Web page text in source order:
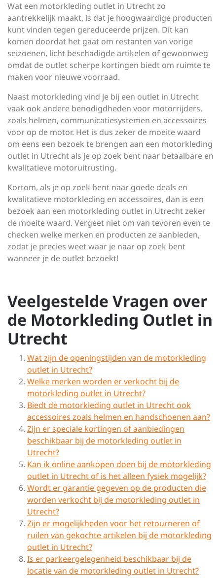
Wat een motorkleding outlet in Utrecht zo
aantrekkelijk maakt, is dat je hoogwaardige producten
kunt vinden tegen gereduceerde prijzen. Dit kan
komen doordat het gaat om restanten van vorige
seizoenen, licht beschadigde artikelen of gewoonweg
omdat de outlet scherpe kortingen biedt om ruimte te
maken voor nieuwe voorraad.
Naast motorkleding vind je bij een outlet in Utrecht
vaak ook andere benodigdheden voor motorrijders,
zoals helmen, communicatiesystemen en accessoires
voor op de motor. Het is dus zeker de moeite waard
om eens een bezoek te brengen aan een motorkleding
outlet in Utrecht als je op zoek bent naar betaalbare en
kwalitatieve motoruitrusting.
Kortom, als je op zoek bent naar goede deals en
kwalitatieve motorkleding en accessoires, dan is een
bezoek aan een motorkleding outlet in Utrecht zeker
de moeite waard. Vergeet niet om van tevoren even te
checken welke merken en producten ze aanbieden,
zodat je precies weet waar je naar op zoek bent
wanneer je de outlet bezoekt!
Veelgestelde Vragen over
de Motorkleding Outlet in
Utrecht
Wat zijn de openingstijden van de motorkleding
outlet in Utrecht?
Welke merken worden er verkocht bij de
motorkleding outlet in Utrecht?
Biedt de motorkleding outlet in Utrecht ook
accessoires zoals helmen en handschoenen aan?
Zijn er speciale kortingen of aanbiedingen
beschikbaar bij de motorkleding outlet in
Utrecht?
Kan ik online aankopen doen bij de motorkleding
outlet in Utrecht of is het alleen fysiek mogelijk?
Wordt er garantie gegeven op de producten die
worden verkocht bij de motorkleding outlet in
Utrecht?
Zijn er mogelijkheden voor het retourneren of
ruilen van gekochte artikelen bij de motorkleding
outlet in Utrecht?
Is er parkeergelegenheid beschikbaar bij de
locatie van de motorkleding outlet in Utrecht?